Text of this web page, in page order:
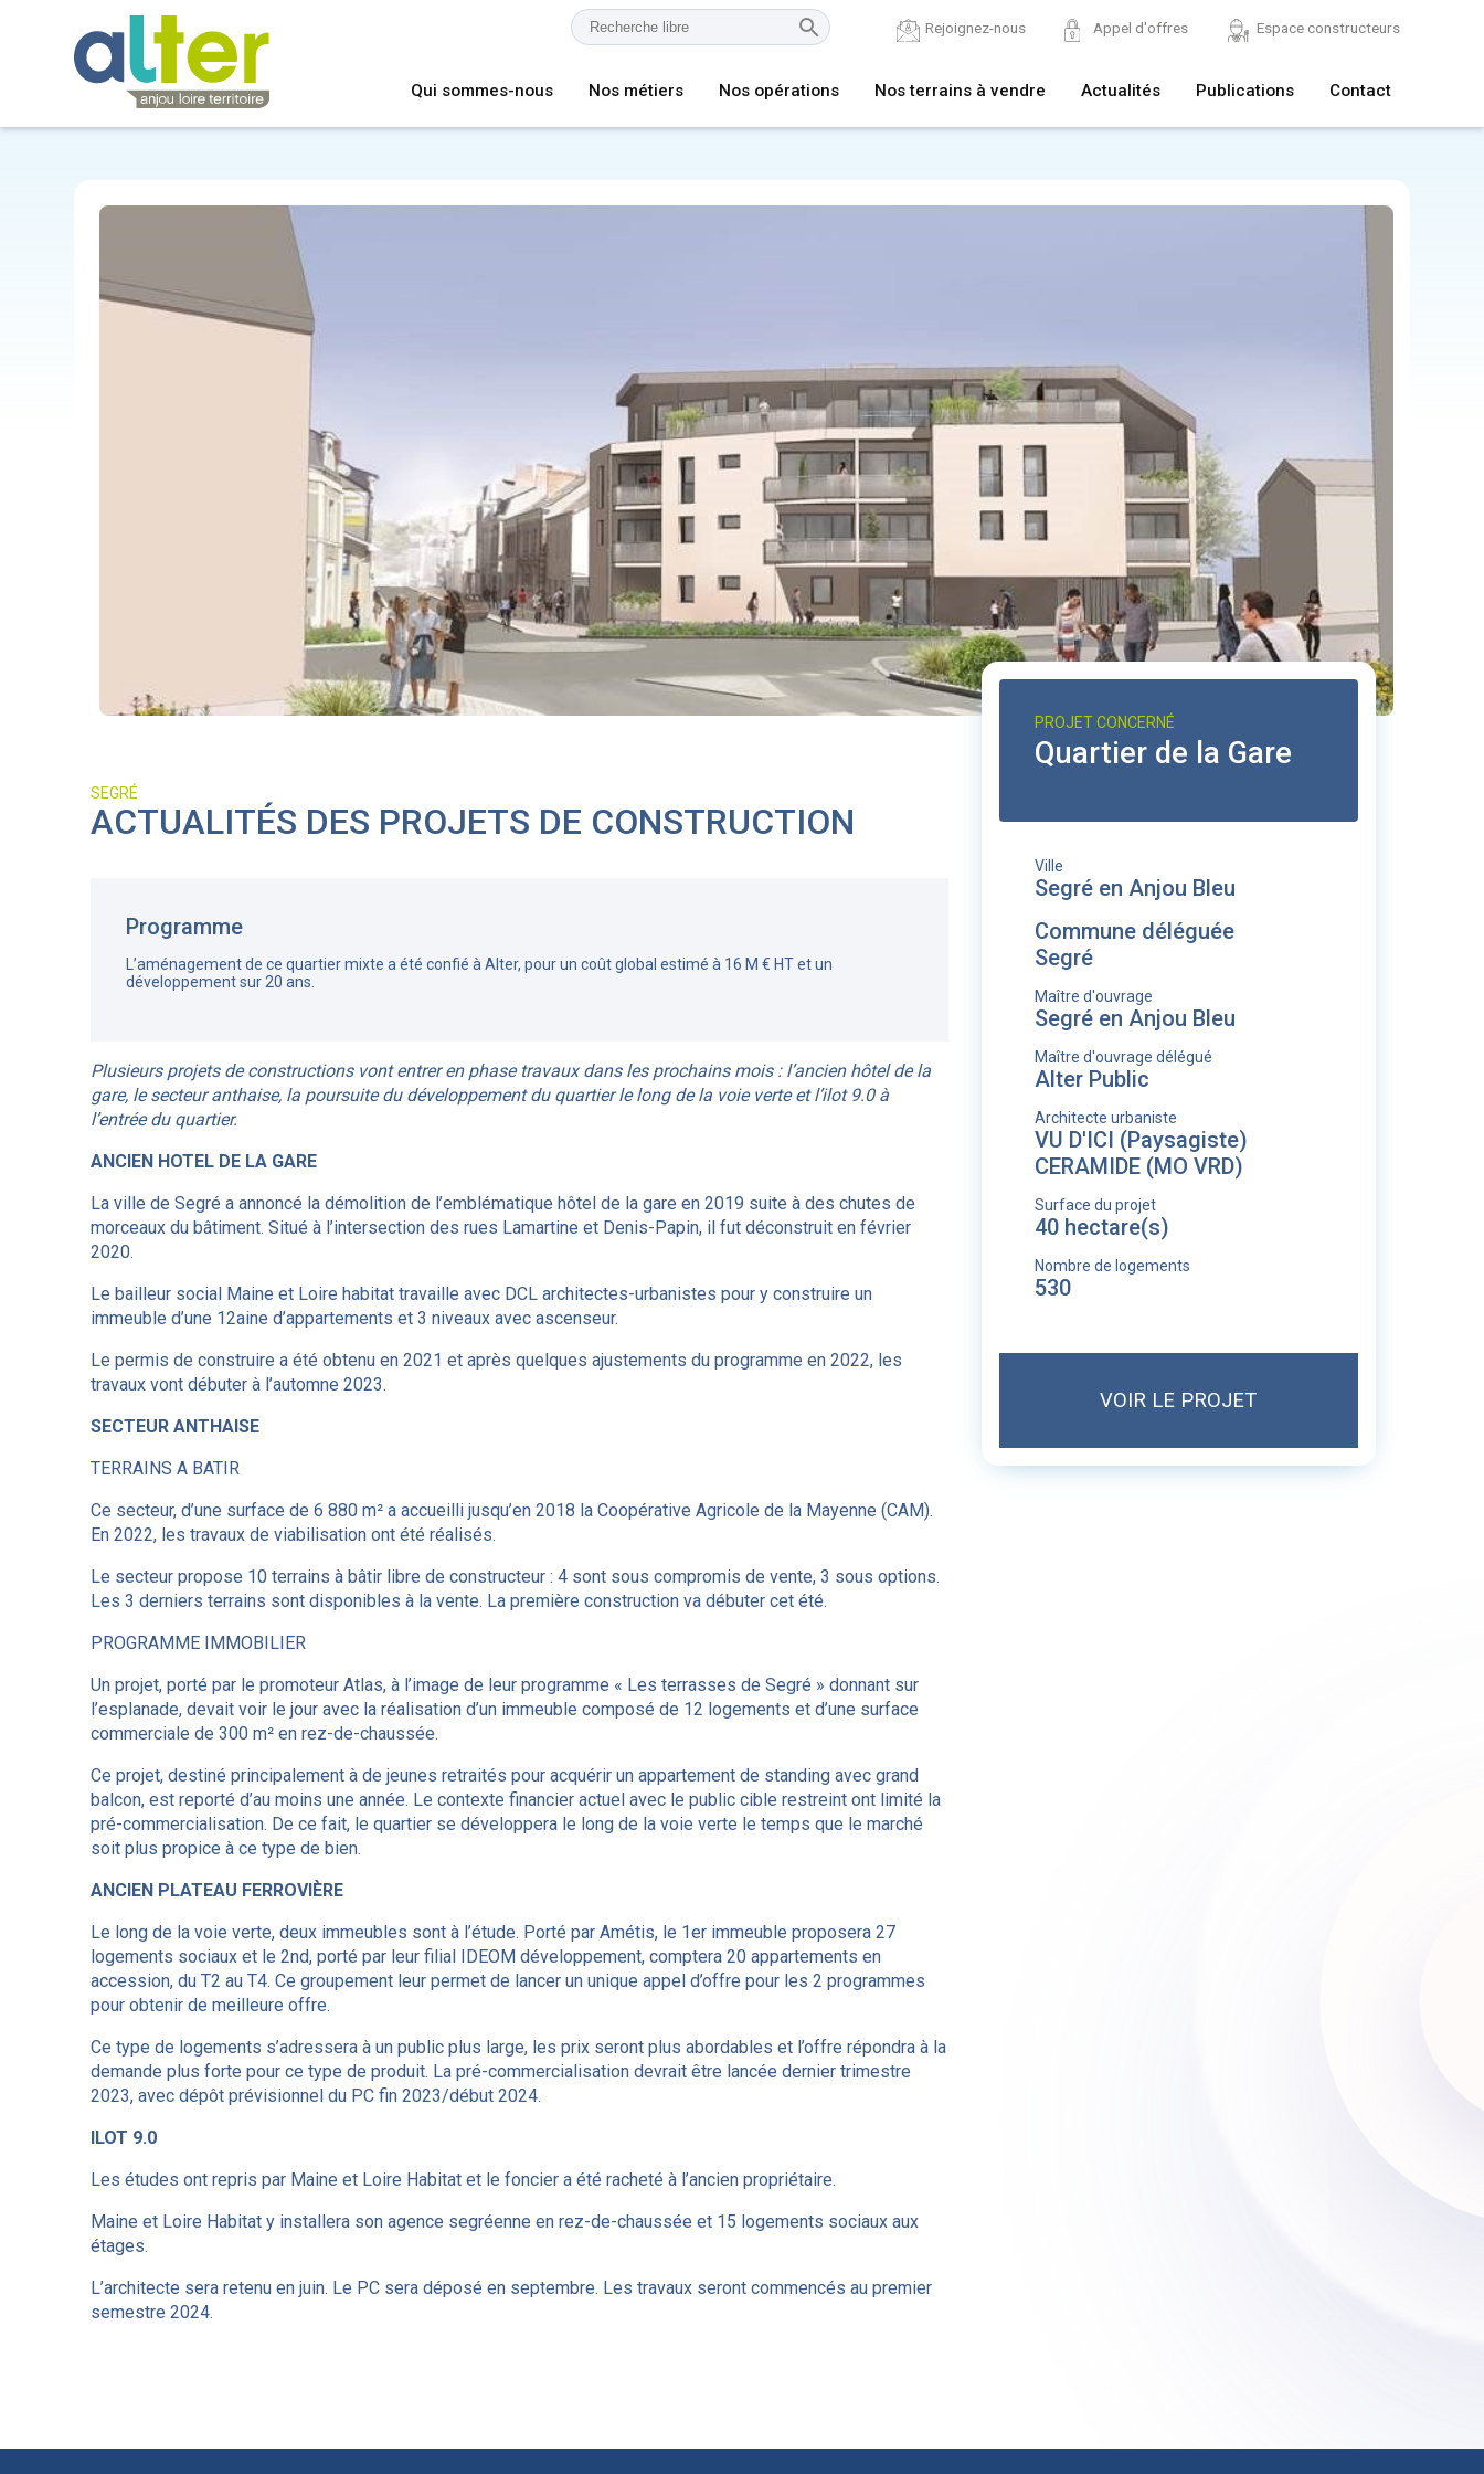
Rejoignez-nous Appel d'offres Espace constructeurs
Qui sommes-nous Nos métiers Nos opérations Nos terrains à vendre Actualités Publications Contact
SEGRÉ
ACTUALITÉS DES PROJETS DE CONSTRUCTION
Programme
L’aménagement de ce quartier mixte a été confié à Alter, pour un coût global estimé à 16 M € HT et un
développement sur 20 ans.
Plusieurs projets de constructions vont entrer en phase travaux dans les prochains mois : l’ancien hôtel de la
gare, le secteur anthaise, la poursuite du développement du quartier le long de la voie verte et l’ilot 9.0 à
l’entrée du quartier.
ANCIEN HOTEL DE LA GARE
La ville de Segré a annoncé la démolition de l’emblématique hôtel de la gare en 2019 suite à des chutes de
morceaux du bâtiment. Situé à l’intersection des rues Lamartine et Denis-Papin, il fut déconstruit en février
2020.
Le bailleur social Maine et Loire habitat travaille avec DCL architectes-urbanistes pour y construire un
immeuble d’une 12aine d’appartements et 3 niveaux avec ascenseur.
Le permis de construire a été obtenu en 2021 et après quelques ajustements du programme en 2022, les
travaux vont débuter à l’automne 2023.
SECTEUR ANTHAISE
TERRAINS A BATIR
Ce secteur, d’une surface de 6 880 m² a accueilli jusqu’en 2018 la Coopérative Agricole de la Mayenne (CAM).
En 2022, les travaux de viabilisation ont été réalisés.
Le secteur propose 10 terrains à bâtir libre de constructeur : 4 sont sous compromis de vente, 3 sous options.
Les 3 derniers terrains sont disponibles à la vente. La première construction va débuter cet été.
PROGRAMME IMMOBILIER
Un projet, porté par le promoteur Atlas, à l’image de leur programme « Les terrasses de Segré » donnant sur
l’esplanade, devait voir le jour avec la réalisation d’un immeuble composé de 12 logements et d’une surface
commerciale de 300 m² en rez-de-chaussée.
Ce projet, destiné principalement à de jeunes retraités pour acquérir un appartement de standing avec grand
balcon, est reporté d’au moins une année. Le contexte financier actuel avec le public cible restreint ont limité la
pré-commercialisation. De ce fait, le quartier se développera le long de la voie verte le temps que le marché
soit plus propice à ce type de bien.
ANCIEN PLATEAU FERROVIÈRE
Le long de la voie verte, deux immeubles sont à l’étude. Porté par Amétis, le 1er immeuble proposera 27
logements sociaux et le 2nd, porté par leur filial IDEOM développement, comptera 20 appartements en
accession, du T2 au T4. Ce groupement leur permet de lancer un unique appel d’offre pour les 2 programmes
pour obtenir de meilleure offre.
Ce type de logements s’adressera à un public plus large, les prix seront plus abordables et l’offre répondra à la
demande plus forte pour ce type de produit. La pré-commercialisation devrait être lancée dernier trimestre
2023, avec dépôt prévisionnel du PC fin 2023/début 2024.
ILOT 9.0
Les études ont repris par Maine et Loire Habitat et le foncier a été racheté à l’ancien propriétaire.
Maine et Loire Habitat y installera son agence segréenne en rez-de-chaussée et 15 logements sociaux aux
étages.
L’architecte sera retenu en juin. Le PC sera déposé en septembre. Les travaux seront commencés au premier
semestre 2024.
PROJET CONCERNÉ
Quartier de la Gare
Ville
Segré en Anjou Bleu
Commune déléguée
Segré
Maître d'ouvrage
Segré en Anjou Bleu
Maître d'ouvrage délégué
Alter Public
Architecte urbaniste
VU D'ICI (Paysagiste)
CERAMIDE (MO VRD)
Surface du projet
40 hectare(s)
Nombre de logements
530
VOIR LE PROJET